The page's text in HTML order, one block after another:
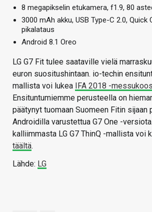
8 megapikselin etukamera, f1.9, 80
3000 mAh akku, USB Type-C 2.0, Quick
pikalataus
Android 8.1 Oreo
LG G7 Fit tulee saataville vielä
euron suositushintaan. io-techin
mallista voi lukea IFA 2018 -
Ensituntumiemme perusteella on
päätynyt tuomaan Suomeen Fitin sijaan
Androidilla varustettua G7 One -
kalliimmasta LG G7 ThinQ -mallista voi
täältä.
Lähde: LG